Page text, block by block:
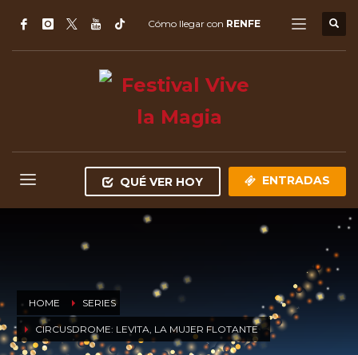
Cómo llegar con RENFE
QUÉ VER HOY ENTRADAS
HOME SERIES
CIRCUSDROME: LEVITA, LA MUJER FLOTANTE